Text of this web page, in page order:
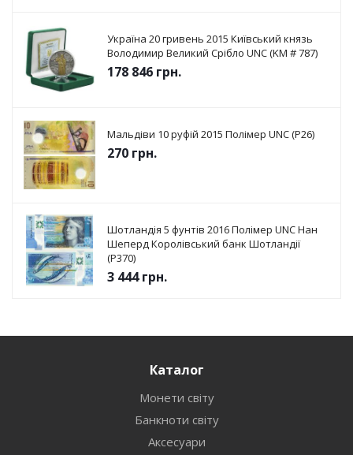
Україна 20 гривень 2015 Київський князь
Володимир Великий Срібло UNC (KM # 787)
178 846 грн.
Мальдіви 10 руфій 2015 Полімер UNC (P26)
270 грн.
Шотландія 5 фунтів 2016 Полімер UNC Нан
Шеперд Королівський банк Шотландії
(P370)
3 444грн.
Каталог
Монети світу
Банкноти світу
Аксесуари